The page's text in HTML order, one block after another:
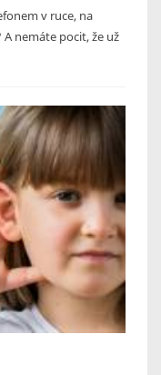
v ruce, na
nemáte pocit, že už